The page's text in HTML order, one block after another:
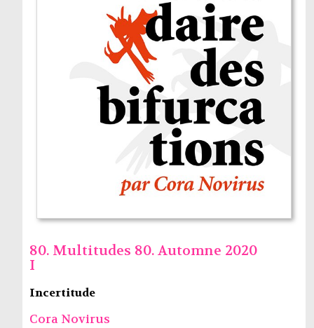
80. Multitudes 80. Automne 2020
I
Incertitude
Cora Novirus